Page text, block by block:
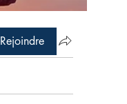
Rejoindre